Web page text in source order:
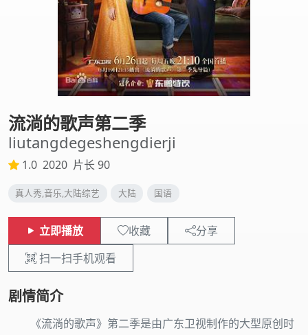
流淌的歌声第二季
liutangdegeshengdierji
1.0 2020 片长 90
真人秀,音乐,大陆综艺 大陆 国语
立即播放 收藏
分享
扫一扫手机观看
剧情简介
《流淌的歌声》第二季是由广东卫视制作的大型原创时